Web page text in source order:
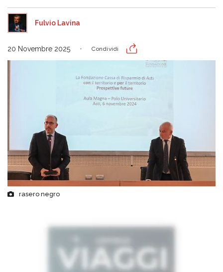
Fulvio Lavina
20 Novembre 2025 Condividi
rasero negro